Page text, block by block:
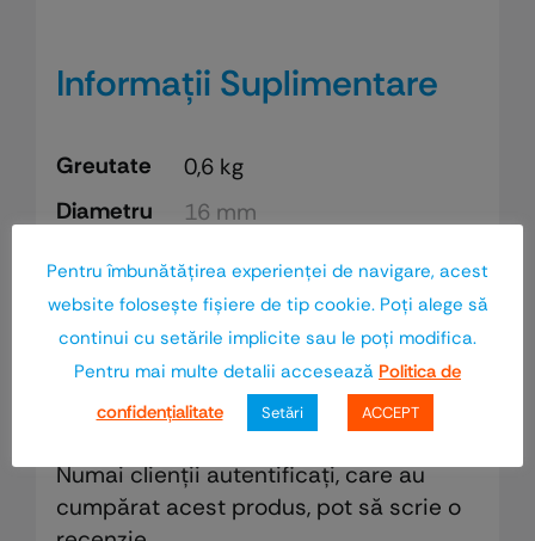
Informații Suplimentare
Greutate
0,6 kg
Diametru
16 mm
Finisaj
Bronz
Recenzii
Nu există recenzii până acum.
Numai clienții autentificați, care au
cumpărat acest produs, pot să scrie o
Pentru îmbunătăţirea experienţei de navigare, acest
website foloseşte fişiere de tip cookie. Poţi alege să
continui cu setările implicite sau le poţi modifica.
Pentru mai multe detalii accesează Politica de
confidenţialitate
Setări ACCEPT